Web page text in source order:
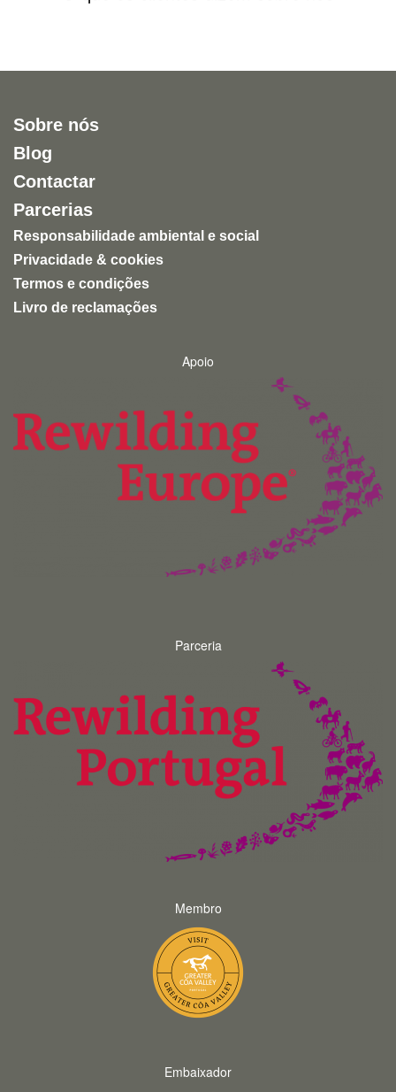
Sobre nós
Blog
Contactar
Parcerias
Responsabilidade ambiental e social
Privacidade & cookies
Termos e condições
Livro de reclamações
Apoio
Parceria
Membro
Embaixador